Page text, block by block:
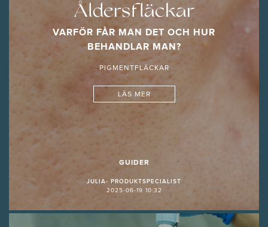
Åldersfläckar
VARFÖR FÅR MAN DET OCH HUR
BEHANDLAR MAN?
PIGMENTFLÄCKAR
LÄS MER
GUIDER
JULIA- PRODUKTSPECIALIST
2025-06-19 10:32